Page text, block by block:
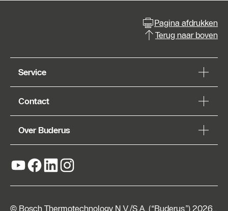
Pagina afdrukken
Terug naar boven
Service
Contact
Over Buderus
© Bosch Thermotechnology N.V./S.A. (“Buderus”) 2026,,